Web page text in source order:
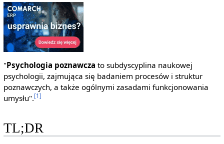
"Psychologia poznawcza to subdyscyplina naukowej
psychologii, zajmująca się badaniem procesów i struktur
poznawczych, a także ogólnymi zasadami funkcjonowania
umysłu".[1]
TL;DR